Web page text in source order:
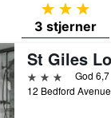
3 stjerner
3 stjerner
3 stjernerGod 6,7